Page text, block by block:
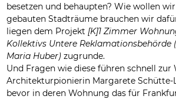
besetzen und behaupten? Wie wollen
gebauten Stadträume brauchen wir
liegen dem Projekt [K]1 Zimmer
Kollektivs Untere Reklamationsbehörde
Maria Huber) zugrunde.
Und Fragen wie diese führen schnell zur
Architekturpionierin Margarete Schütte-
bevor in deren Wohnung das für